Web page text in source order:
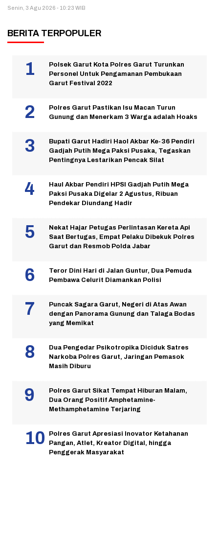
Senin, 3 Agu 2026 - 10:23 WIB
BERITA TERPOPULER
Polsek Garut Kota Polres Garut Turunkan
Personel Untuk Pengamanan Pembukaan
Garut Festival 2022
Polres Garut Pastikan Isu Macan Turun
Gunung dan Menerkam 3 Warga adalah Hoaks
Bupati Garut Hadiri Haol Akbar Ke-36 Pendiri
Gadjah Putih Mega Paksi Pusaka, Tegaskan
Pentingnya Lestarikan Pencak Silat
Haul Akbar Pendiri HPSI Gadjah Putih Mega
Paksi Pusaka Digelar 2 Agustus, Ribuan
Pendekar Diundang Hadir
Nekat Hajar Petugas Perlintasan Kereta Api
Saat Bertugas, Empat Pelaku Dibekuk Polres
Garut dan Resmob Polda Jabar
Teror Dini Hari di Jalan Guntur, Dua Pemuda
Pembawa Celurit Diamankan Polisi
Puncak Sagara Garut, Negeri di Atas Awan
dengan Panorama Gunung dan Talaga Bodas
yang Memikat
Dua Pengedar Psikotropika Diciduk Satres
Narkoba Polres Garut, Jaringan Pemasok
Masih Diburu
Polres Garut Sikat Tempat Hiburan Malam,
Dua Orang Positif Amphetamine-
Methamphetamine Terjaring
Polres Garut Apresiasi Inovator Ketahanan
Pangan, Atlet, Kreator Digital, hingga
Penggerak Masyarakat